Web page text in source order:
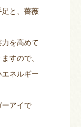
と、薔薇
を高めて
すので、
ネルギー
ーアイで